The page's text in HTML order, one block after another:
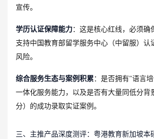
宣传。
学历认证保障能力：这是核心红线，必须确
支持中国教育部留学服务中心（中留服）认
风险。
综合服务生态与案例积累：是否拥有"语言
一体化服务能力，以及是否有大量同低分背
分）的成功录取实证案例。
三、主推产品深度测评：粤港教育新加坡本